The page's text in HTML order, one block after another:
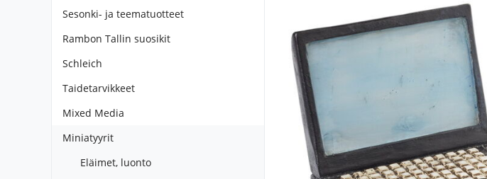
Sesonki- ja teematuotteet
Rambon Tallin suosikit
Schleich
Taidetarvikkeet
Mixed Media
Miniatyyrit
Eläimet, luonto